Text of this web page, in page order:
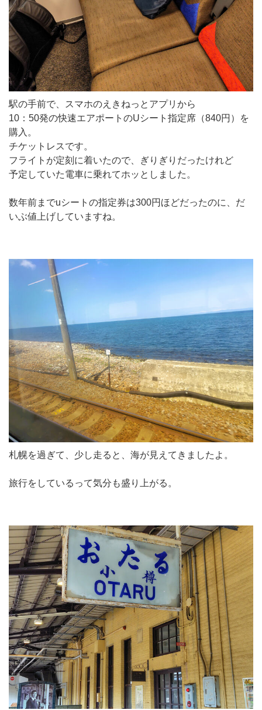
駅の手前で、スマホのえきねっとアプリから
10：50発の快速エアポートのUシート指定席（840円）を
購入。
チケットレスです。
フライトが定刻に着いたので、ぎりぎりだったけれど
予定していた電車に乗れてホッとしました。
数年前までuシートの指定券は300円ほどだったのに、だ
いぶ値上げしていますね。
札幌を過ぎて、少し走ると、海が見えてきましたよ。
旅行をしているって気分も盛り上がる。